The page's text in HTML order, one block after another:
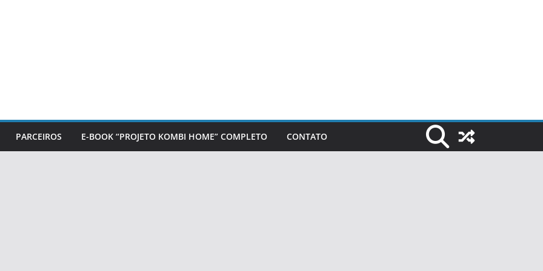
PARCEIROS E-BOOK “PROJETO KOMBI HOME” COMPLETO CONTATO